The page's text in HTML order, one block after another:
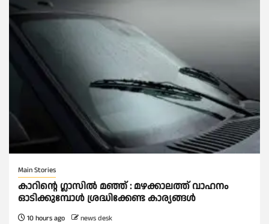
Main Stories
കാറിൻ്റെ ഗ്ലാസിൽ മഞ്ഞ് : മഴക്കാലത്ത് വാഹനം
ഓടിക്കുമ്പോള്‍ ശ്രദ്ധിക്കേണ്ട കാര്യങ്ങൾ
10 hours ago news desk